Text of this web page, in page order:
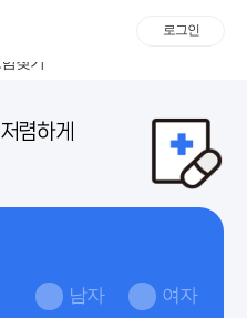
로그인
렴하게
남자 여자